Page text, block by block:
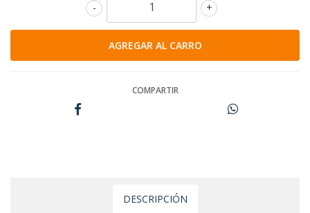
+
-
COMPARTIR
DESCRIPCIÓN